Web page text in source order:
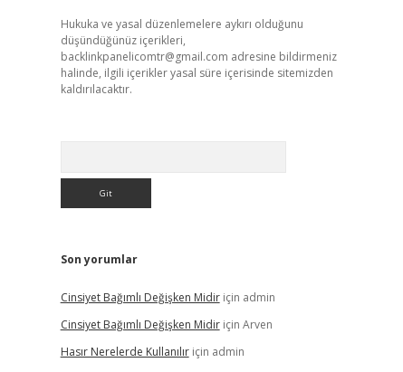
Hukuka ve yasal düzenlemelere aykırı olduğunu
düşündüğünüz içerikleri,
backlinkpanelicomtr@gmail.com adresine bildirmeniz
halinde, ilgili içerikler yasal süre içerisinde sitemizden
kaldırılacaktır.
Son yorumlar
Cinsiyet Bağımlı Değişken Midiriçin admin
Cinsiyet Bağımlı Değişken Midiriçin Arven
Hasır Nerelerde Kullanılıriçin admin